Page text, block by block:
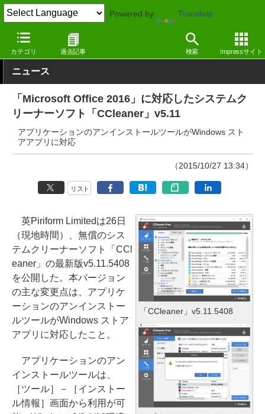
Powered by Translate
カテゴリ 過去記事 検索 Impressサイト
窓の杜 システム・ファイル Windows
ニュース
「Microsoft Office 2016」に対応したシステムク
リーナーソフト「CCleaner」v5.11
アプリケーションのアンインストールツールがWindows スト
アアプリに対応
（2015/10/27 13:34）
リスト
「CCleaner」v5.11.5408
英Piriform Limitedは26日
（現地時間）、無償のシス
テムクリーナーソフト「CCl
eaner」の最新版v5.11.5408
を公開した。本バージョン
の主な変更点は、アプリケ
ーションのアンインストー
ルツールがWindows ストア
アプリに対応したこと。
アプリケーションのアン
インストールツールは、
［ツール］－［インストー
ル情報］画面から利用が可